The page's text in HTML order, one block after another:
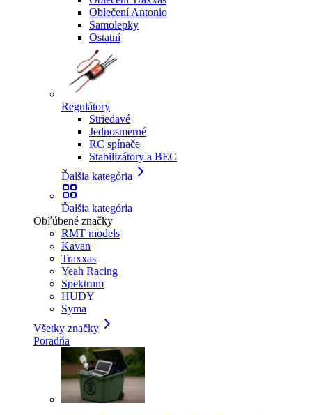
Oblečení Antonio
Samolepky
Ostatní
Regulátory
Striedavé
Jednosmerné
RC spínače
Stabilizátory a BEC
Ďalšia kategória
Ďalšia kategória
Obľúbené značky
RMT models
Kavan
Traxxas
Yeah Racing
Spektrum
HUDY
Syma
Všetky značky
Poradňa